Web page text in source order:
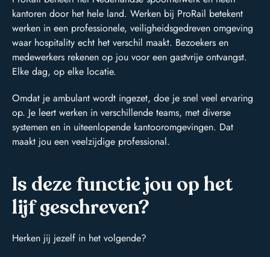
kantoren door het hele land. Werken bij ProRail betekent
werken in een professionele, veiligheidsgedreven omgeving
waar hospitality echt het verschil maakt. Bezoekers en
medewerkers rekenen op jou voor een gastvrije ontvangst.
Elke dag, op elke locatie.
Omdat je ambulant wordt ingezet, doe je snel veel ervaring
op. Je leert werken in verschillende teams, met diverse
systemen en in uiteenlopende kantooromgevingen. Dat
maakt jou een veelzijdige professional.
Is deze functie jou op het
lijf geschreven?
Herken jij jezelf in het volgende?